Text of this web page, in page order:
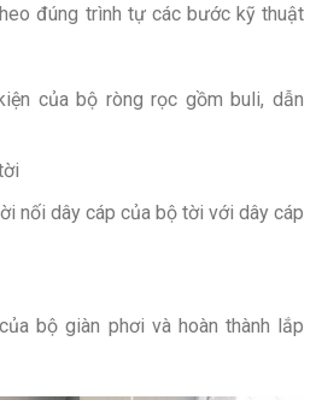
đúng trình tự các bước kỹ thuật
của bộ ròng rọc gồm buli, dẫn
nối dây cáp của bộ tời với dây cáp
bộ giàn phơi và hoàn thành lắp